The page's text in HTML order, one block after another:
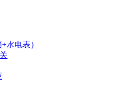
水电表）